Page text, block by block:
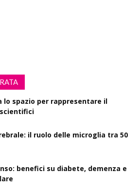
lo spazio per rappresentare il
il ruolo delle microglia tra 50
benefici su diabete, demenza e